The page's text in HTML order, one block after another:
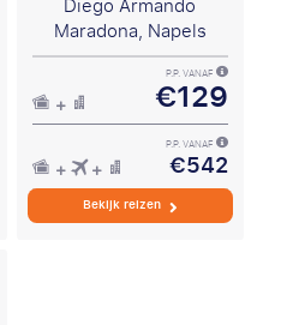
Maradona, Napels
P.P. VANAF
€129
P.P. VANAF
€542
Bekijk reizen